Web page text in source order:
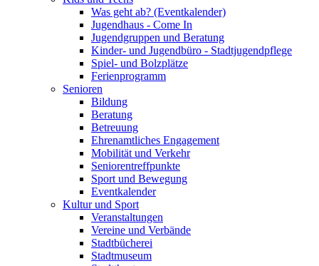
Was geht ab? (Eventkalender)
Jugendhaus - Come In
Jugendgruppen und Beratung
Kinder- und Jugendbüro - Stadtjugendpflege
Spiel- und Bolzplätze
Ferienprogramm
Senioren
Bildung
Beratung
Betreuung
Ehrenamtliches Engagement
Mobilität und Verkehr
Seniorentreffpunkte
Sport und Bewegung
Eventkalender
Kultur und Sport
Veranstaltungen
Vereine und Verbände
Stadtbücherei
Stadtmuseum